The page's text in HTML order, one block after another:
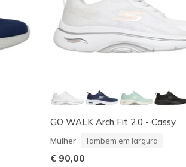
GO WALK Arch Fit 2.0 - Cassy
Mulher Também em largura
€ 90,00